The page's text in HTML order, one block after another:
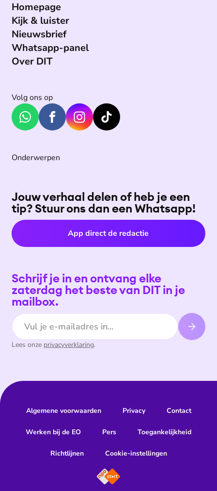
Homepage
Kijk & luister
Nieuwsbrief
Whatsapp-panel
Over DIT
Volg ons op
Onderwerpen
Jouw verhaal delen of heb je een
tip? Stuur ons dan een Whatsapp!
App direct de redactie
Schrijf je in en ontvang elke
zaterdag het beste van DIT in je
mailbox.
E-mailadres
Lees onze privacyverklaring.
Algemene voorwaarden Privacy Contact
Werken bij de EO Pers Toegankelijkheid
Richtlijnen Cookie-instellingen